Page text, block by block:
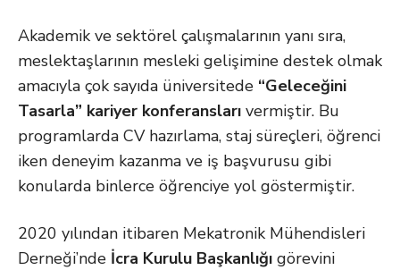
Akademik ve sektörel çalışmalarının yanı sıra,
meslektaşlarının mesleki gelişimine destek olmak
amacıyla çok sayıda üniversitede “Geleceğini
Tasarla” kariyer konferansları vermiştir. Bu
programlarda CV hazırlama, staj süreçleri, öğrenci
iken deneyim kazanma ve iş başvurusu gibi
konularda binlerce öğrenciye yol göstermiştir.
2020 yılından itibaren Mekatronik Mühendisleri
Derneği’nde İcra Kurulu Başkanlığı görevini